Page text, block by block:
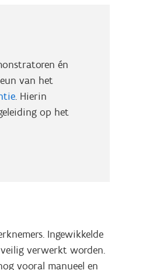
én
van het
. Hierin
op het
Ingewikkelde
verwerkt worden.
vooral manueel en